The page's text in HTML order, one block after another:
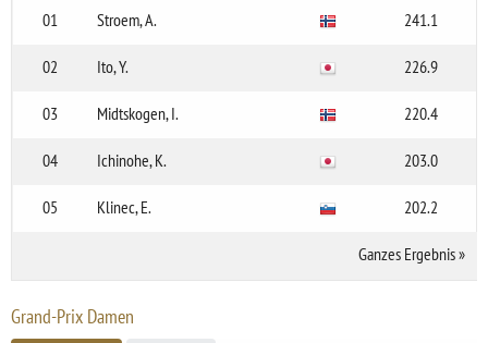
01
Stroem, A. 241.1
02 Ito, Y. 226.9
03 Midtskogen, I. 220.4
04 Ichinohe, K. 203.0
05 Klinec, E. 202.2
Ganzes Ergebnis»
Grand-Prix Damen